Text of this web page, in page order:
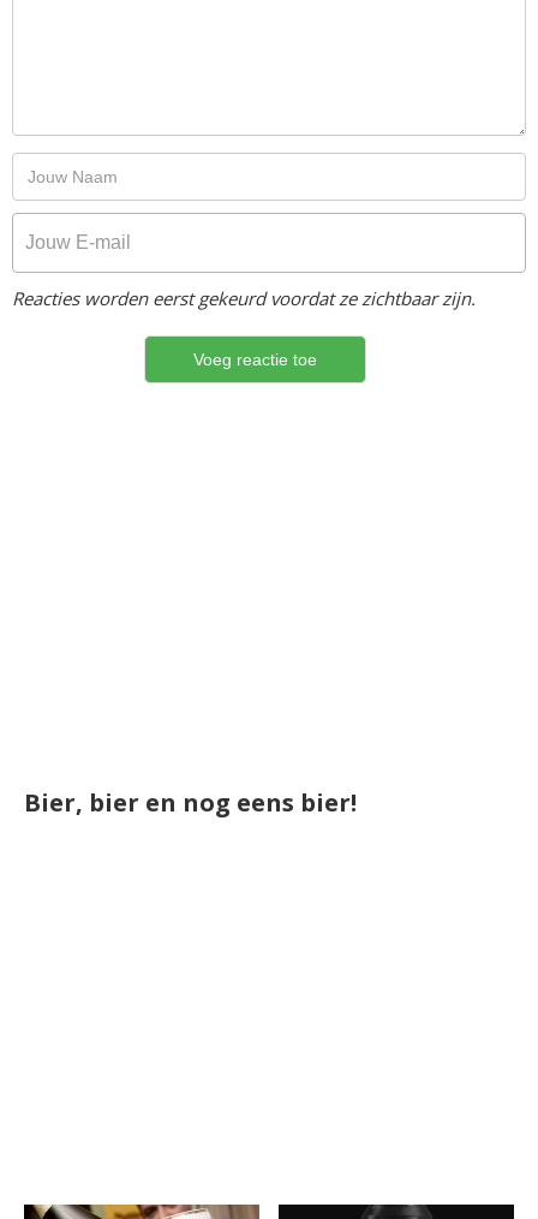
Reacties worden eerst gekeurd voordat ze zichtbaar zijn.
Bier, bier en nog eens bier!